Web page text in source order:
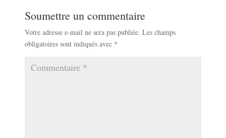
Soumettre un commentaire
Votre adresse e-mail ne sera pas publiée. Les champs
obligatoires sont indiqués avec *